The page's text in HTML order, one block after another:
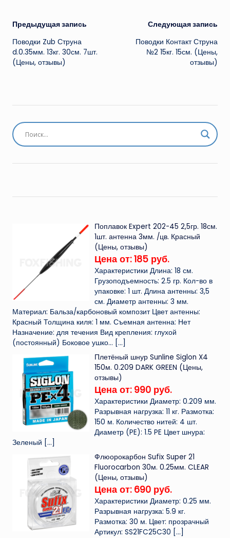
Навигация
записи
Предыдущая запись
Поводки Zub Струна
d.0.35мм. 13кг. 30см. 7шт.
(Цены, отзывы)
Следующая запись
Поводки Контакт Струна
№2 15кг. 15см. (Цены,
отзывы)
Поплавок Expert 202-45 2,5гр. 18см.
1шт. антенна 3мм. /цв. Красный
(Цены, отзывы)
Цена от: 185 руб.
Характеристики Длина: 18 см.
Грузоподъемность: 2.5 гр. Кол-во в
упаковке: 1 шт. Длина антенны: 3,5
см. Диаметр антенны: 3 мм.
Материал: Бальза/карбоновый композит Цвет антенны:
Красный Толщина киля: 1 мм. Съемная антенна: Нет
Назначение: для течения Вид крепления: глухой
(постоянный) Боковое ушко... […]
Плетёный шнур Sunline Siglon X4
150м. 0.209 DARK GREEN (Цены,
отзывы)
Цена от: 990 руб.
Характеристики Диаметр: 0.209 мм.
Разрывная нагрузка: 11 кг. Размотка:
150 м. Количество нитей: 4 шт.
Диаметр (PE): 1.5 PE Цвет шнура:
Зеленый […]
Флюорокарбон Sufix Super 21
Fluorocarbon 30м. 0.25мм. CLEAR
(Цены, отзывы)
Цена от: 690 руб.
Характеристики Диаметр: 0.25 мм.
Разрывная нагрузка: 5.9 кг.
Размотка: 30 м. Цвет: прозрачный
Артикул: SS21FC25C30 […]